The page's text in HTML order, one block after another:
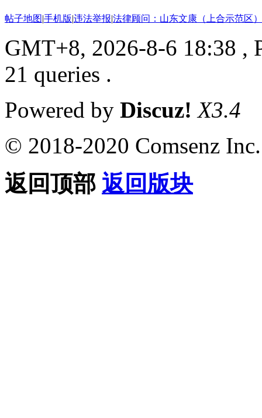
帖子地图|手机版|违法举报|法律顾问：山东文康（上合示范区
GMT+8, 2026-8-6 18:38 ,
21 queries .
Powered by Discuz! X3.4
© 2018-2020 Comsenz Inc.
返回顶部 返回版块